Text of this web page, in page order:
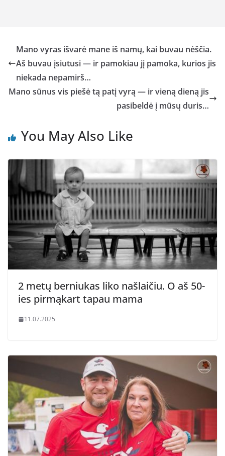
Mano vyras išvarė mane iš namų, kai buvau nėščia.
Aš buvau įsiutusi — ir pamokiau jį pamoka, kurios jis
niekada nepamirš…
Mano sūnus vis piešė tą patį vyrą — ir vieną dieną jis
pasibeldė į mūsų duris…
You May Also Like
2 metų berniukas liko našlaičiu. O aš 50-
ies pirmąkart tapau mama
11.07.2025